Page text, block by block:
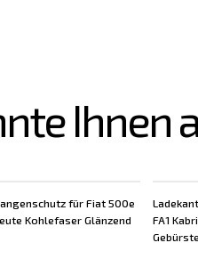
Ihnen
für Fiat 500e
Kohlefaser Glänzend
FA1